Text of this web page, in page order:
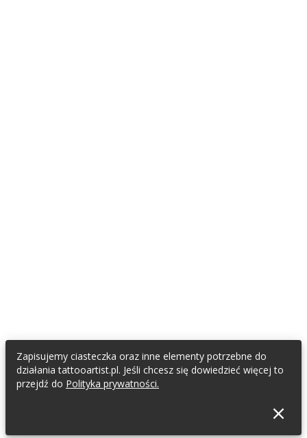
Zapisujemy ciasteczka oraz inne elementy potrzebne do
działania tattooartist.pl. Jeśli chcesz się dowiedzieć więcej to
przejdź do Polityka prywatności.